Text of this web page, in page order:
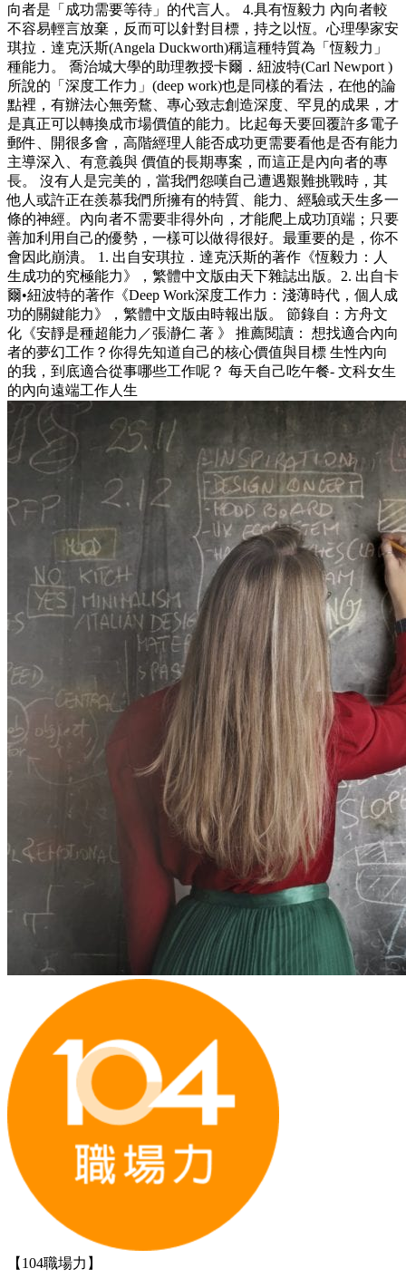
向者是「成功需要等待」的代言人。 4.具有恆毅力 內向者較
不容易輕言放棄，反而可以針對目標，持之以恆。心理學家安
琪拉．達克沃斯(Angela Duckworth)稱這種特質為「恆毅力」
種能力。 喬治城大學的助理教授卡爾．紐波特(Carl Newport )
所說的「深度工作力」(deep work)也是同樣的看法，在他的論
點裡，有辦法心無旁鶩、專心致志創造深度、罕見的成果，才
是真正可以轉換成市場價值的能力。比起每天要回覆許多電子
郵件、開很多會，高階經理人能否成功更需要看他是否有能力
主導深入、有意義與 價值的長期專案，而這正是內向者的專
長。 沒有人是完美的，當我們怨嘆自己遭遇艱難挑戰時，其
他人或許正在羨慕我們所擁有的特質、能力、經驗或天生多一
條的神經。內向者不需要非得外向，才能爬上成功頂端；只要
善加利用自己的優勢，一樣可以做得很好。最重要的是，你不
會因此崩潰。 1. 出自安琪拉．達克沃斯的著作《恆毅力：人
生成功的究極能力》，繁體中文版由天下雜誌出版。2. 出自卡
爾•紐波特的著作《Deep Work深度工作力：淺薄時代，個人成
功的關鍵能力》，繁體中文版由時報出版。 節錄自：方舟文
化《安靜是種超能力／張瀞仁 著 》 推薦閱讀： 想找適合內向
者的夢幻工作？你得先知道自己的核心價值與目標 生性內向
的我，到底適合從事哪些工作呢？ 每天自己吃午餐- 文科女生
的內向遠端工作人生
【104職場力】